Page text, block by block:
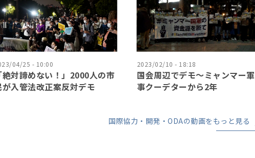
04/25 - 10:00
絶対諦めない！」2000人の市
が入管法改正案反対デモ
2023/02/10 - 18:18
国会周辺でデモ〜ミャンマー軍
事クーデターから2年
国際協力・開発・ODAの動画をもっと見る